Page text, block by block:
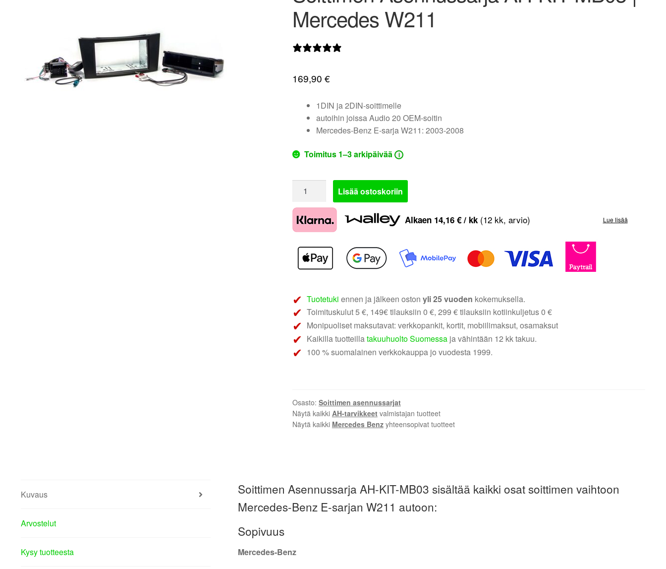
Mercedes W211
169,90 €
1DIN ja 2DIN-soittimelle
autoihin joissa Audio 20 OEM-soitin
Mercedes-Benz E-sarja W211: 2003-2008
Toimitus 1–3 arkipäivää i
Soittimen
Asennussarja
AH-
KIT-
MB03
Mercedes
W211
Lisää ostoskoriin
Alkaen 14,16 €/ kk(12 kk, arvio) Lue lisää
Tuotetuki ennen ja jälkeen oston yli 25 vuoden kokemuksella.
Toimituskulut 5 €, 149€ tilauksiin 0 €, 299 € tilauksiin kotiinkuljetus 0 €
Monipuoliset maksutavat: verkkopankit, kortit, mobiilimaksut, osamaksut
Kaikilla tuotteillatakuuhuolto Suomessaja vähintään 12 kk takuu.
100 % suomalainen verkkokauppa jo vuodesta 1999.
Osasto: Soittimen asennussarjat
Näytä kaikki AH-tarvikkeetvalmistajan tuotteet
Näytä kaikki Mercedes Benzyhteensopivat tuotteet
Kuvaus
Arvostelut
Kysy tuotteesta
Soittimen Asennussarja AH-KIT-MB03 sisältää kaikki osat soittimen vaihtoon
Mercedes-Benz E-sarjan W211 autoon:
Sopivuus
Mercedes-Benz